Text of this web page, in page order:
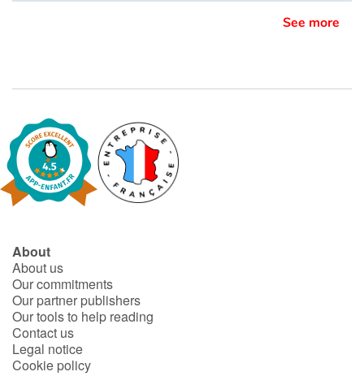
See more
About
About us
Our commitments
Our partner publishers
Our tools to help reading
Contact us
Legal notice
Cookie policy